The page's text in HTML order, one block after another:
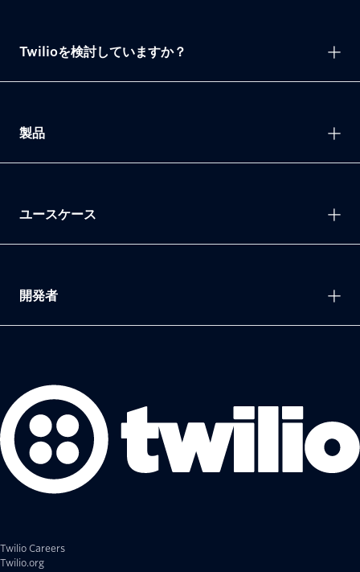
Twilio Careers
Twilio.org
Twilioを検討していますか？
製品
ユースケース
開発者